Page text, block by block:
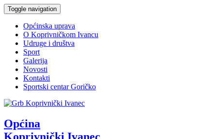
Toggle navigation
Općinska uprava
O Koprivničkom Ivancu
Udruge i društva
Sport
Galerija
Novosti
Kontakti
Sportski centar Goričko
Općina